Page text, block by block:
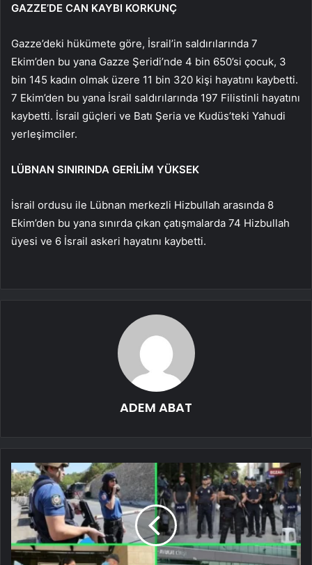
GAZZE’DE CAN KAYBI KORKUNÇ
Gazze’deki hükümete göre, İsrail’in saldırılarında 7
Ekim’den bu yana Gazze Şeridi’nde 4 bin 650’si çocuk, 3
bin 145 kadın olmak üzere 11 bin 320 kişi hayatını kaybetti.
7 Ekim’den bu yana İsrail saldırılarında 197 Filistinli hayatını
kaybetti. İsrail güçleri ve Batı Şeria ve Kudüs’teki Yahudi
yerleşimciler.
LÜBNAN SINIRINDA GERİLİM YÜKSEK
İsrail ordusu ile Lübnan merkezli Hizbullah arasında 8
Ekim’den bu yana sınırda çıkan çatışmalarda 74 Hizbullah
üyesi ve 6 İsrail askeri hayatını kaybetti.
ADEM ABAT